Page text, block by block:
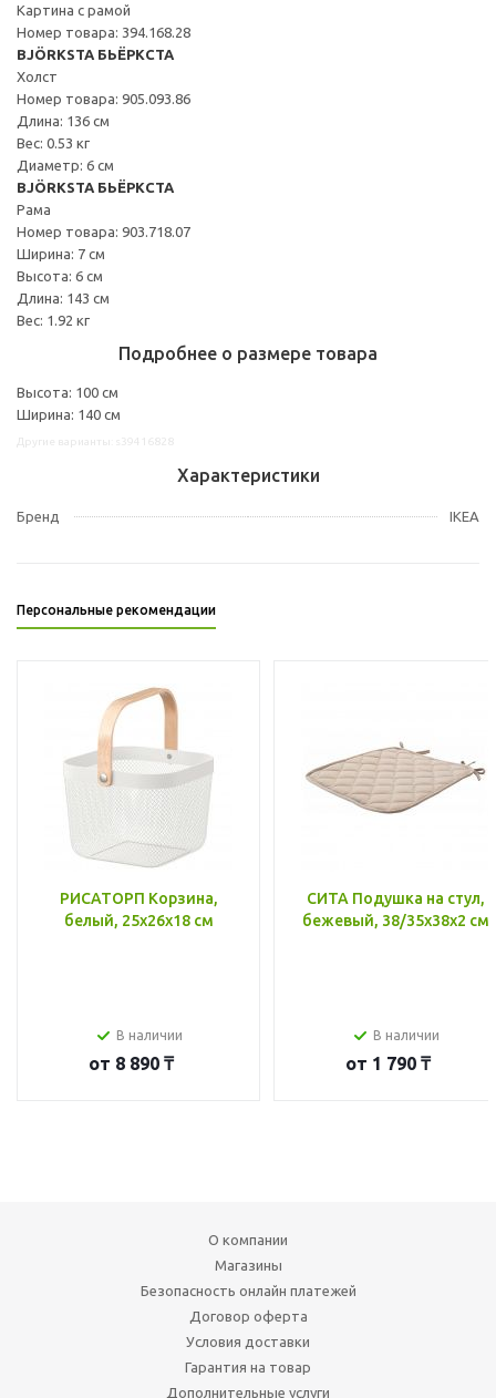
Картина с рамой
Номер товара: 394.168.28
BJÖRKSTA БЬЁРКСТА
Холст
Номер товара: 905.093.86
Длина: 136 см
Вес: 0.53 кг
Диаметр: 6 см
BJÖRKSTA БЬЁРКСТА
Рама
Номер товара: 903.718.07
Ширина: 7 см
Высота: 6 см
Длина: 143 см
Вес: 1.92 кг
Подробнее о размере товара
Высота: 100 см
Ширина: 140 см
Характеристики
Бренд IKEA
Персональные рекомендации
РИСАТОРП Корзина,
белый, 25x26x18 см
В наличии
от 8 890 ₸
СИТА Подушка на стул,
бежевый, 38/35x38x2 см
В наличии
от 1 790 ₸
О компании
Магазины
Безопасность онлайн платежей
Договор оферта
Условия доставки
Гарантия на товар
Дополнительные услуги